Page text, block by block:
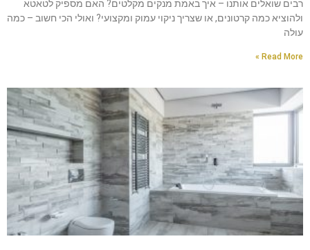
רבים שואלים אותנו – איך באמת מנקים מקלטים? האם מספיק לטאטא
ולהוציא כמה קרטונים, או שצריך ניקוי עמוק ומקצועי? ואולי הכי חשוב – כמה
עולה
Read More »